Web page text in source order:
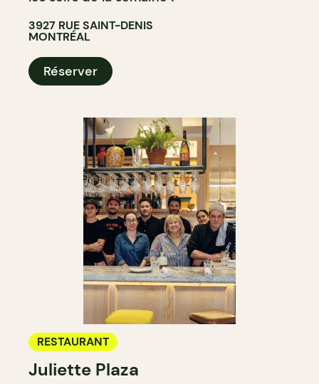
3927 RUE SAINT-DENIS
MONTRÉAL
Réserver
RESTAURANT
Juliette Plaza